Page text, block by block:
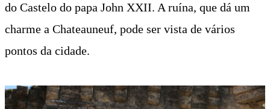
do Castelo do papa John XXII. A ruína, que dá um
charme a Chateauneuf, pode ser vista de vários
pontos da cidade.